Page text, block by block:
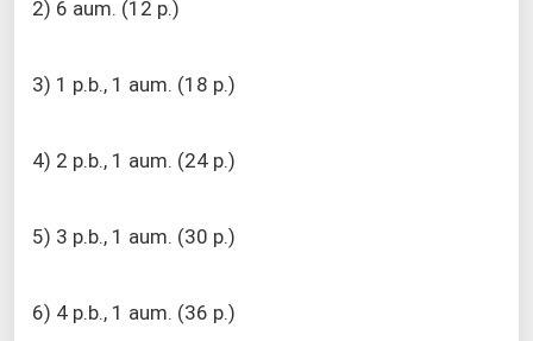
2) 6 aum. (12 p.)
3) 1 p.b., 1 aum. (18 p.)
4) 2 p.b., 1 aum. (24 p.)
5) 3 p.b., 1 aum. (30 p.)
6) 4 p.b., 1 aum. (36 p.)